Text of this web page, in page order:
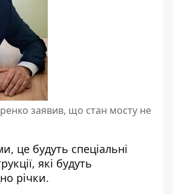
заявив, що стан мосту не
це будуть спеціальні
які будуть
річки.